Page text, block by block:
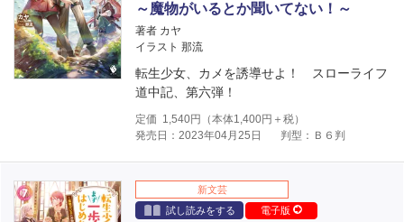
～魔物がいるとか聞いてない！～
著者 カヤ
イラスト 那流
転生少女、カメを誘導せよ！ スローライフ
道中記、第六弾！
定価 1,540円（本体1,400円＋税）
発売日：2023年04月25日
判型：Ｂ６判
新文芸
試し読みをする
電子版